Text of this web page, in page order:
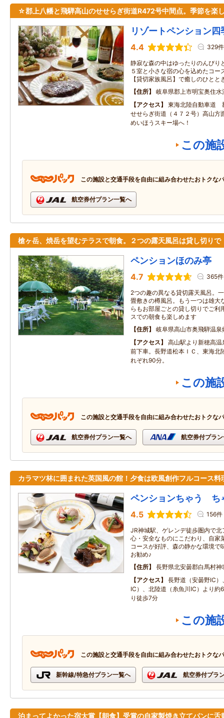
☆郡上八幡と飛騨高山のせせらぎ街道R472号中間点。季節を楽
リゾートペンション四
4.4 329件
静寂な森の中はゆったりのんびり
５室と小さな宿の心を込めたコー
【貸切家族風呂】で癒しのひとと
住所
岐阜県郡上市明宝奥住水
アクセス
東海北陸自動車道
せせらぎ街道（４７２号）高山
めいほうスキー場へ！
この施
この施設と交通手段を自由に組み合わせたおトクな
航空券付プラン一覧へ
槍ヶ岳、焼岳を望むテラスで朝食。２つの露天風呂は貸し切りで
ペンションほのみ亭
4.7 365件
2つの趣の異なる貸切露天風呂。
畳敷きの樽風呂。もう一つは雄大
らもお部屋ごとの貸し切りでご利
スでの朝食も楽しめます
住所
岐阜県高山市奥飛騨温
アクセス
高山駅より新穂高
前下車。長野道松本ＩＣ、東海北
れぞれ90分。
この施
この施設と交通手段を自由に組み合わせたおトクな
航空券付プラン一覧へ 航空券付プラ
カラマツ林に囲まれた英国風の館！夕食は欧風創作フルコース料
ペンションちゃう ち
4.5 156件
JR神城駅、ゲレンデ徒歩圏内で
心・安全なものにこだわり、自家
コースが好評、森の静かな環境
お勧め♪
住所
長野県北安曇郡白馬村神
アクセス
長野道（安曇野IC
IC）、北陸道（糸魚川IC）より約
り徒歩7分
この施
この施設と交通手段を自由に組み合わせたおトクな
新幹線/特急付プラン一覧へ 航空券付プラ
泊まってよかった宿大賞【朝食】受賞の自家製焼き立てパンに舌